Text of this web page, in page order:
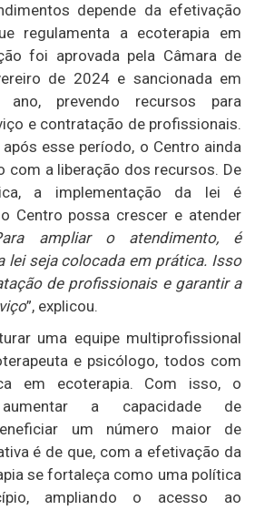
depende da efetivação
regulamenta a ecoterapia em
foi aprovada pela Câmara de
de 2024 e sancionada em
prevendo recursos para
e contratação de profissionais.
esse período, o Centro ainda
com a liberação dos recursos. De
a implementação da lei é
Centro possa crescer e atender
ampliar o atendimento, é
lei seja colocada em prática. Isso
de profissionais e garantir a
”, explicou.
uma equipe multiprofissional
e psicólogo, todos com
em ecoterapia. Com isso, o
a capacidade de
um número maior de
é de que, com a efetivação da
se fortaleça como uma política
ampliando o acesso ao